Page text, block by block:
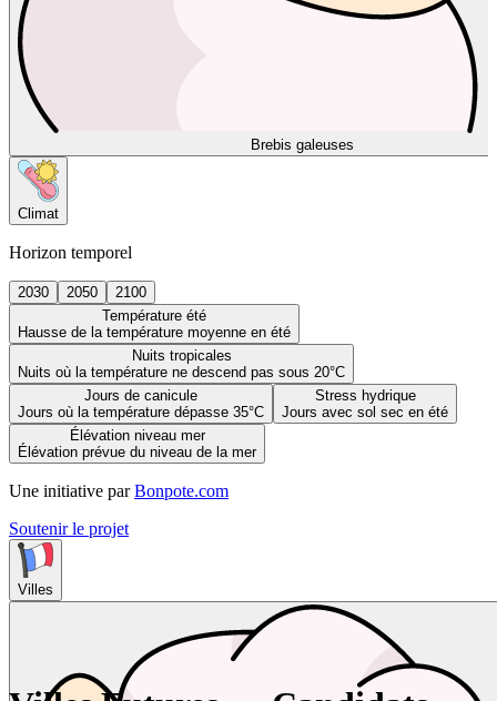
Brebis galeuses
Climat
Horizon temporel
2030 2050
2100
Température été
Hausse de la température moyenne en été
Nuits tropicales
Nuits où la température ne descend pas sous 20°C
Jours de canicule
Jours où la température dépasse 35°C
Stress hydrique
Jours avec sol sec en été
Élévation niveau mer
Élévation prévue du niveau de la mer
Une initiative par Bonpote.com
Soutenir le projet
Villes